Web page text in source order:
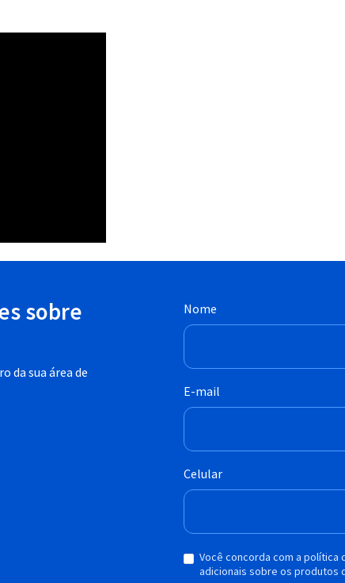
sobre
da sua área de
Nome
E-mail
Celular
Você concorda com a
adicionais sobre os produtos